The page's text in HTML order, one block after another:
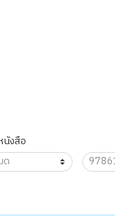
นังสือ